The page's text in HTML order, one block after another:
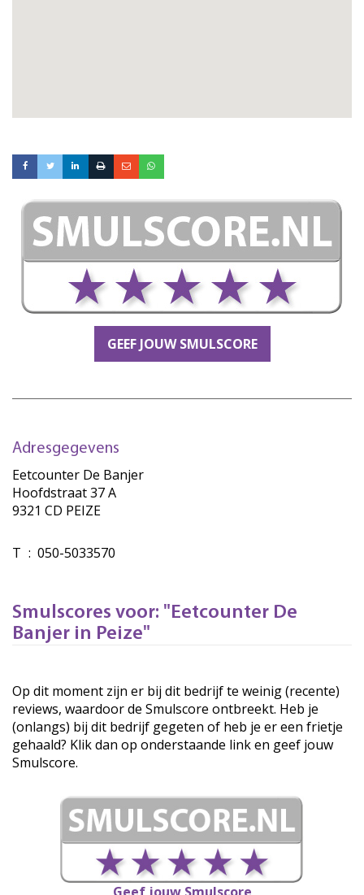
GEEF JOUW SMULSCORE
Adresgegevens
Eetcounter De Banjer
Hoofdstraat 37 A
9321 CD PEIZE
T : 050-5033570
Smulscores voor: "Eetcounter De
Banjer in Peize"
Op dit moment zijn er bij dit bedrijf te weinig (recente)
reviews, waardoor de Smulscore ontbreekt. Heb je
(onlangs) bij dit bedrijf gegeten of heb je er een frietje
gehaald? Klik dan op onderstaande link en geef jouw
Smulscore.
Geef jouw Smulscore